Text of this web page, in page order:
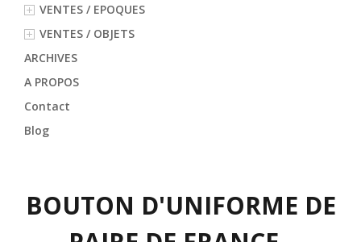
VENTES / EPOQUES
VENTES / OBJETS
ARCHIVES
A PROPOS
Contact
Blog
BOUTON D'UNIFORME DE